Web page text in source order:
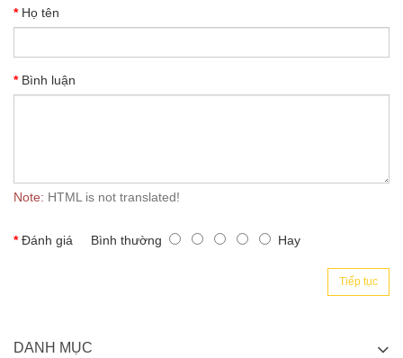
Họ tên
Bình luận
Note: HTML is not translated!
Đánh giá Bình thường Hay
Tiếp tục
DANH MỤC